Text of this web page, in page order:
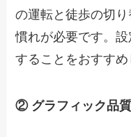
の運転と徒歩の切
慣れが必要です。
することをおすすめ
② グラフィック品